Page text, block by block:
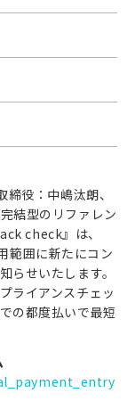
役：中嶋汰朗、
結型のリファレン
check』は、
範囲に新たにコン
らせいたします。
ライアンスチェッ
の都度払いで最短